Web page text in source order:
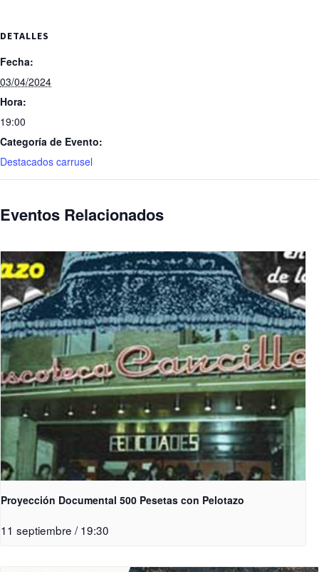
DETALLES
Fecha:
03/04/2024
Hora:
19:00
Categoría de Evento:
Destacados carrusel
Eventos Relacionados
Proyección Documental 500 Pesetas con Pelotazo
11 septiembre / 19:30